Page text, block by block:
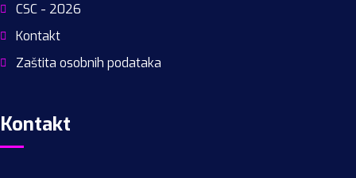
CSC - 2026
Kontakt
Zaštita osobnih podataka
Kontakt